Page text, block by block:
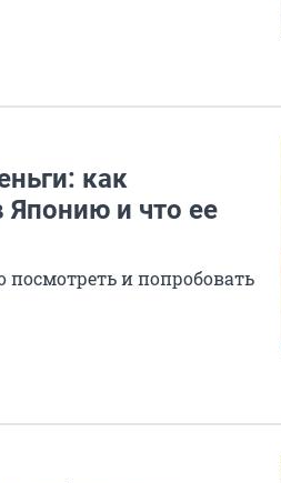
как
Японию и что ее
посмотреть и попробовать